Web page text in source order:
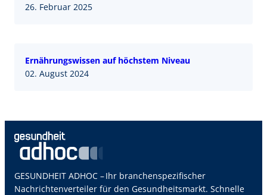
26. Februar 2025
Ernährungswissen auf höchstem Niveau
02. August 2024
GESUNDHEIT ADHOC – Ihr branchenspezifischer
Nachrichtenverteiler für den Gesundheitsmarkt. Schnelle